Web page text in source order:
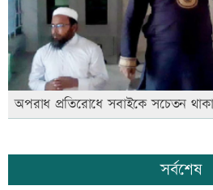
অপরাধ প্রতিরোধে সবাইকে সচেতন
সর্বশেষ